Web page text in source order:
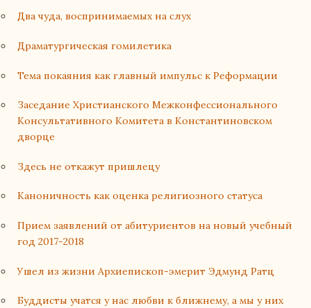
Два чуда, воспринимаемых на слух
Драматургическая гомилетика
Тема покаяния как главный импульс к Реформации
Заседание Христианского Межконфессионального
Консультативного Комитета в Константиновском
дворце
Здесь не откажут пришлецу
Каноничность как оценка религиозного статуса
Прием заявлений от абитуриентов на новый учебный
год 2017-2018
Ушел из жизни Архиепископ-эмерит Эдмунд Ратц
Буддисты учатся у нас любви к ближнему, а мы у них